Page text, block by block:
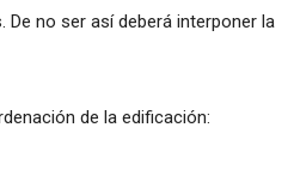
De no ser así deberá interponer la
de la edificación: